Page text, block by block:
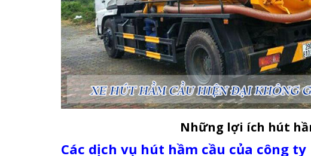
Những lợi ích hút
Các dịch vụ hút hầm cầu của công ty